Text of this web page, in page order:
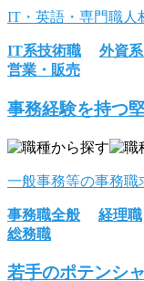
IT・英語・専門職人
IT系技術職
外資
営業・販売
事務経験を持つ
一般事務等の事務職
事務職全般 経理職
総務職
若手のポテンシ